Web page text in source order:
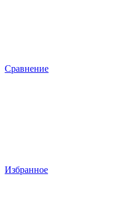
Сравнение
Избранное